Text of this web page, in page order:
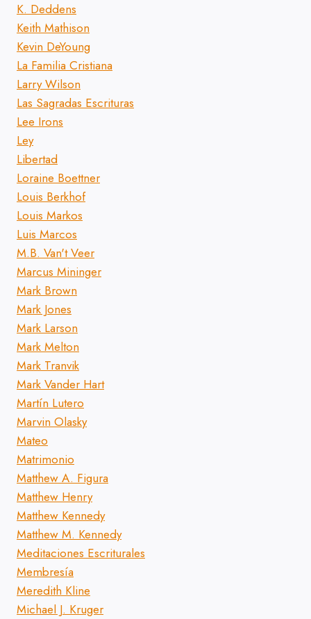
K. Deddens
Keith Mathison
Kevin DeYoung
La Familia Cristiana
Larry Wilson
Las Sagradas Escrituras
Lee Irons
Ley
Libertad
Loraine Boettner
Louis Berkhof
Louis Markos
Luis Marcos
M.B. Van't Veer
Marcus Mininger
Mark Brown
Mark Jones
Mark Larson
Mark Melton
Mark Tranvik
Mark Vander Hart
Martín Lutero
Marvin Olasky
Mateo
Matrimonio
Matthew A. Figura
Matthew Henry
Matthew Kennedy
Matthew M. Kennedy
Meditaciones Escriturales
Membresía
Meredith Kline
Michael J. Kruger